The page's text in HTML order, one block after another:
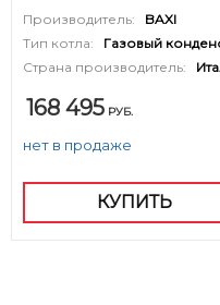
Производитель:
BAXI
Тип котла:
Газовый
Страна производитель:
168 495 РУБ.
нет в продаже
КУПИТЬ